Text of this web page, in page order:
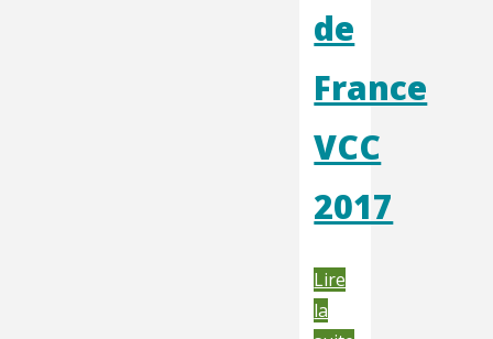
de
France
VCC
2017
Lire
la